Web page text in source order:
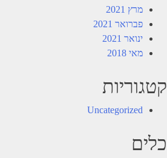
מרץ 2021
פברואר 2021
ינואר 2021
מאי 2018
קטגוריות
Uncategorized
כלים